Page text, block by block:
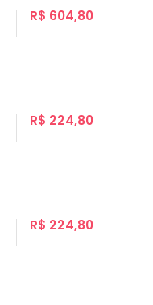
R$ 604,80
R$ 224,80
R$ 224,80